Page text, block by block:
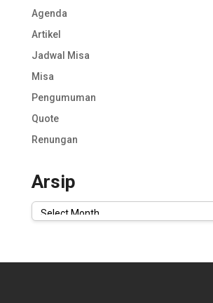
Agenda
Artikel
Jadwal Misa
Misa
Pengumuman
Quote
Renungan
Arsip
Arsip